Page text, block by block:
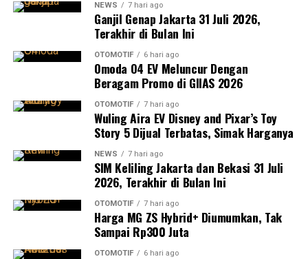
NEWS 7 hari ago
Ganjil Genap Jakarta 31 Juli 2026,
Terakhir di Bulan Ini
OTOMOTIF 6 hari ago
Omoda O4 EV Meluncur Dengan
Beragam Promo di GIIAS 2026
OTOMOTIF 7 hari ago
Wuling Aira EV Disney and Pixar’s Toy
Story 5 Dijual Terbatas, Simak Harganya
NEWS 7 hari ago
SIM Keliling Jakarta dan Bekasi 31 Juli
2026, Terakhir di Bulan Ini
OTOMOTIF 7 hari ago
Harga MG ZS Hybrid+ Diumumkan, Tak
Sampai Rp300 Juta
OTOMOTIF 6 hari ago